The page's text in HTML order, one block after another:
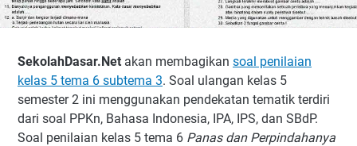
SekolahDasar.Net akan membagikan soal penilaian
kelas 5 tema 6 subtema 3. Soal ulangan kelas 5
semester 2 ini menggunakan pendekatan tematik terdiri
dari soal PPKn, Bahasa Indonesia, IPA, IPS, dan SBdP.
Soal penilaian kelas 5 tema 6 Panas dan Perpindahanya